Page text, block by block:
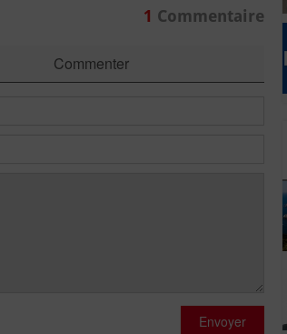
1 Commentaire
Commenter
Envoyer